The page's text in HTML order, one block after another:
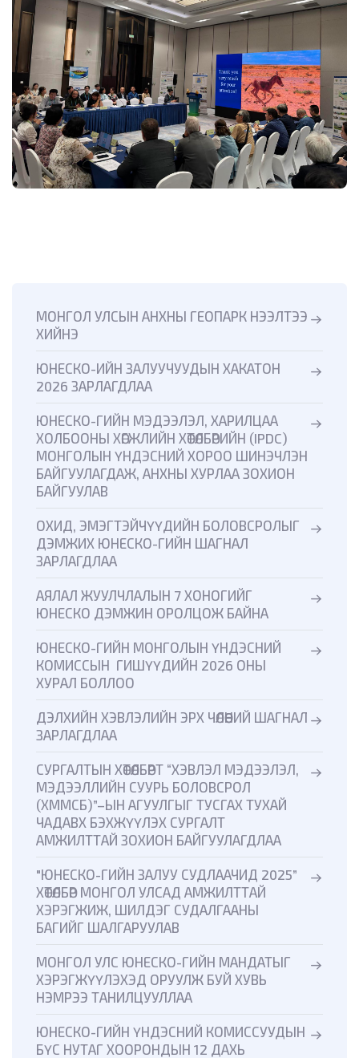
МОНГОЛ УЛСЫН АНХНЫ ГЕОПАРК НЭЭЛТЭЭ
ХИЙНЭ
ЮНЕСКО-ИЙН ЗАЛУУЧУУДЫН ХАКАТОН
2026 ЗАРЛАГДЛАА
ЮНЕСКО-ГИЙН МЭДЭЭЛЭЛ, ХАРИЛЦАА
ХОЛБООНЫ ХӨГЖЛИЙН ХӨТӨЛБӨРИЙН (IPDC)
МОНГОЛЫН ҮНДЭСНИЙ ХОРОО ШИНЭЧЛЭН
БАЙГУУЛАГДАЖ, АНХНЫ ХУРЛАА ЗОХИОН
БАЙГУУЛАВ
ОХИД, ЭМЭГТЭЙЧҮҮДИЙН БОЛОВСРОЛЫГ
ДЭМЖИХ ЮНЕСКО-ГИЙН ШАГНАЛ
ЗАРЛАГДЛАА
АЯЛАЛ ЖУУЛЧЛАЛЫН 7 ХОНОГИЙГ
ЮНЕСКО ДЭМЖИН ОРОЛЦОЖ БАЙНА
ЮНЕСКО-ГИЙН МОНГОЛЫН ҮНДЭСНИЙ
КОМИССЫН ГИШҮҮДИЙН 2026 ОНЫ
ХУРАЛ БОЛЛОО
ДЭЛХИЙН ХЭВЛЭЛИЙН ЭРХ ЧӨЛӨӨНИЙ ШАГНАЛ
ЗАРЛАГДЛАА
СУРГАЛТЫН ХӨТӨЛБӨРТ “ХЭВЛЭЛ МЭДЭЭЛЭЛ,
МЭДЭЭЛЛИЙН СУУРЬ БОЛОВСРОЛ
(ХММСБ)”–ЫН АГУУЛГЫГ ТУСГАХ ТУХАЙ
ЧАДАВХ БЭХЖҮҮЛЭХ СУРГАЛТ
АМЖИЛТТАЙ ЗОХИОН БАЙГУУЛАГДЛАА
"ЮНЕСКО-ГИЙН ЗАЛУУ СУДЛААЧИД 2025”
ХӨТӨЛБӨР МОНГОЛ УЛСАД АМЖИЛТТАЙ
ХЭРЭГЖИЖ, ШИЛДЭГ СУДАЛГААНЫ
БАГИЙГ ШАЛГАРУУЛАВ
МОНГОЛ УЛС ЮНЕСКО-ГИЙН МАНДАТЫГ
ХЭРЭГЖҮҮЛЭХЭД ОРУУЛЖ БУЙ ХУВЬ
НЭМРЭЭ ТАНИЛЦУУЛЛАА
ЮНЕСКО-ГИЙН ҮНДЭСНИЙ КОМИССУУДЫН
БҮС НУТАГ ХООРОНДЫН 12 ДАХЬ